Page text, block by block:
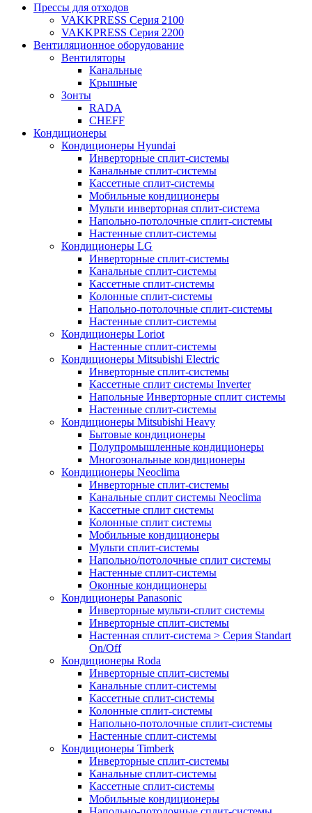
Прессы для отходов
VAKKPRESS Серия 2100
VAKKPRESS Серия 2200
Вентиляционное оборудование
Вентиляторы
Канальные
Крышные
Зонты
RADA
CHEFF
Кондиционеры
Кондиционеры Hyundai
Инверторные сплит-системы
Канальные сплит-системы
Кассетные сплит-системы
Мобильные кондиционеры
Мульти инверторная сплит-система
Напольно-потолочные сплит-системы
Настенные сплит-системы
Кондиционеры LG
Инверторные сплит-системы
Канальные сплит-системы
Кассетные сплит-системы
Колонные сплит-системы
Напольно-потолочные сплит-системы
Настенные сплит-системы
Кондиционеры Loriot
Настенные сплит-системы
Кондиционеры Mitsubishi Electric
Инверторные сплит-системы
Кассетные сплит системы Inverter
Напольные Инверторные сплит системы
Настенные сплит-системы
Кондиционеры Mitsubishi Heavy
Бытовые кондиционеры
Полупромышленные кондиционеры
Многозональные кондиционеры
Кондиционеры Neoclima
Инверторные сплит-системы
Канальные сплит системы Neoclima
Кассетные сплит системы
Колонные сплит системы
Мобильные кондиционеры
Мульти сплит-системы
Напольно/потолочные сплит системы
Настенные сплит-системы
Оконные кондиционеры
Кондиционеры Panasonic
Инверторные мульти-сплит системы
Инверторные сплит-системы
Настенная сплит-система > Серия Standart
On/Off
Кондиционеры Roda
Инверторные сплит-системы
Канальные сплит-системы
Кассетные сплит-системы
Колонные сплит-системы
Напольно-потолочные сплит-системы
Настенные сплит-системы
Кондиционеры Timberk
Инверторные сплит-системы
Канальные сплит-системы
Кассетные сплит-системы
Мобильные кондиционеры